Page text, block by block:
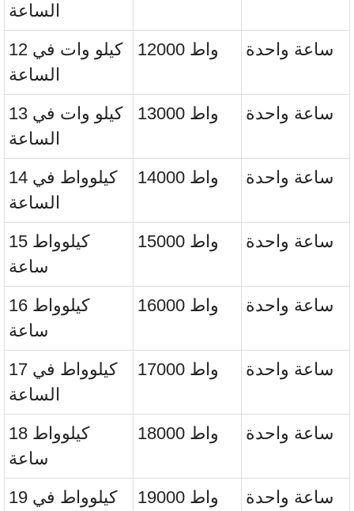
الساعة
12 كيلو وات في
الساعة
12000 واط ساعة واحدة
13 كيلو وات في
الساعة
13000 واط ساعة واحدة
14 كيلوواط في
الساعة
14000 واط ساعة واحدة
15 كيلوواط
ساعة
15000 واط ساعة واحدة
16 كيلوواط
ساعة
16000 واط ساعة واحدة
17 كيلوواط في
الساعة
17000 واط ساعة واحدة
18 كيلوواط
ساعة
18000 واط ساعة واحدة
19 كيلوواط في
19000 واط ساعة واحدة